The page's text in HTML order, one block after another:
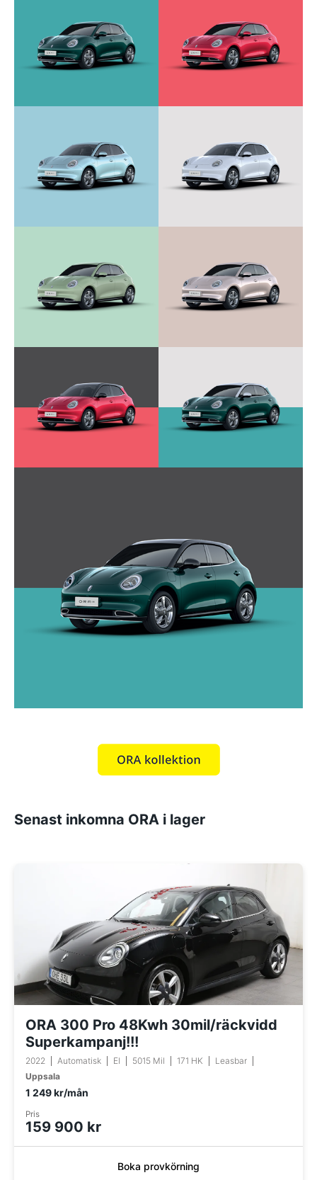
Senast inkomna ORA i lager
ORA 300 Pro 48Kwh 30mil/räckvidd
Superkampanj!!!
2022 Automatisk El 5015 Mil 171 HK
Leasbar
Uppsala
1 249 kr/mån
Pris
159 900 kr
Boka provkörning